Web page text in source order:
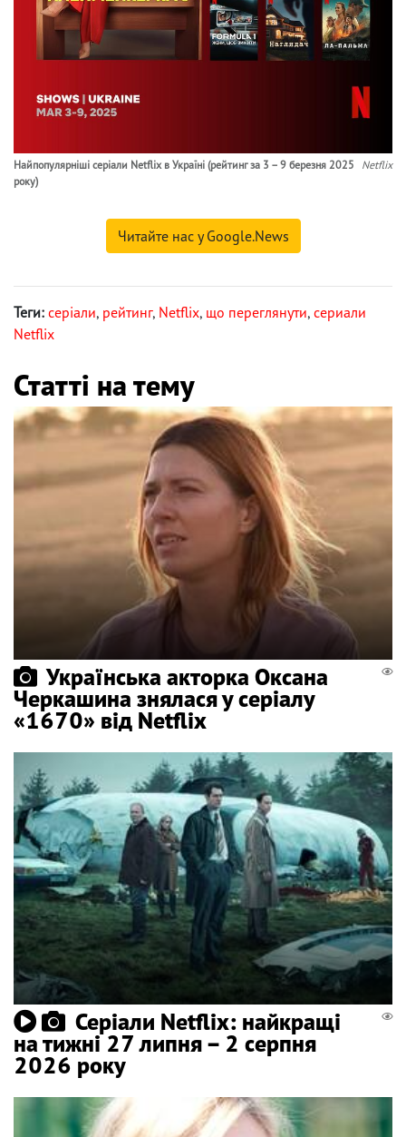
Найпопулярніші серіали Netflix в Україні (рейтинг за 3 – 9 березня 2025
року)
Netflix
Читайте нас у Google.News
Теги: серіали, рейтинг, Netflix, що переглянути, сериали
Netflix
Статті на тему
Українська акторка Оксана
Черкашина знялася у серіалу
«1670» від Netflix
Серіали Netflix: найкращі
на тижні 27 липня – 2 серпня
2026 року